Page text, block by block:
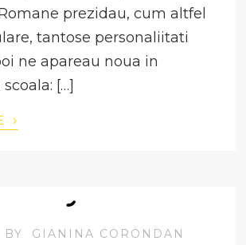
prezidau, cum altfel
tantose personaliitati
ne apareau noua in
[…]
›
BY GIANINA CORONDAN